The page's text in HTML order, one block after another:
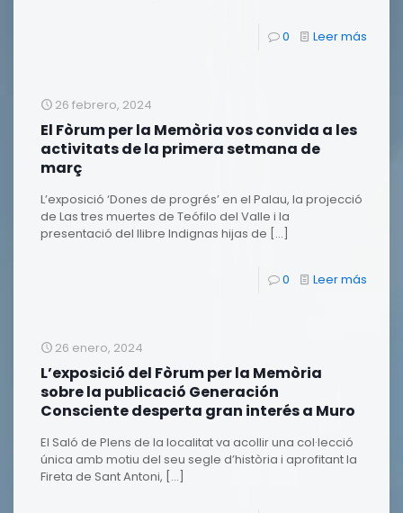
0 Leer más
26 febrero, 2024
El Fòrum per la Memòria vos convida a les
activitats de la primera setmana de
març
L’exposició ‘Dones de progrés’ en el Palau, la projecció
de Las tres muertes de Teófilo del Valle i la
presentació del llibre Indignas hijas de […]
0 Leer más
26 enero, 2024
L’exposició del Fòrum per la Memòria
sobre la publicació Generación
Consciente desperta gran interés a Muro
El Saló de Plens de la localitat va acollir una col·lecció
única amb motiu del seu segle d’història i aprofitant la
Fireta de Sant Antoni, […]